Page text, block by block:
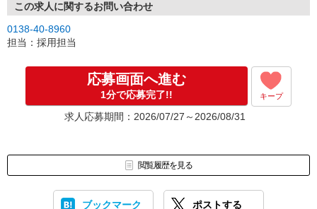
この求人に関するお問い合わせ
0138-40-8960
担当：採用担当
応募画面へ進む
1分で応募完了!! キープ
求人応募期間：2026/07/27～2026/08/31
閲覧履歴を見る
ブックマーク ポストする